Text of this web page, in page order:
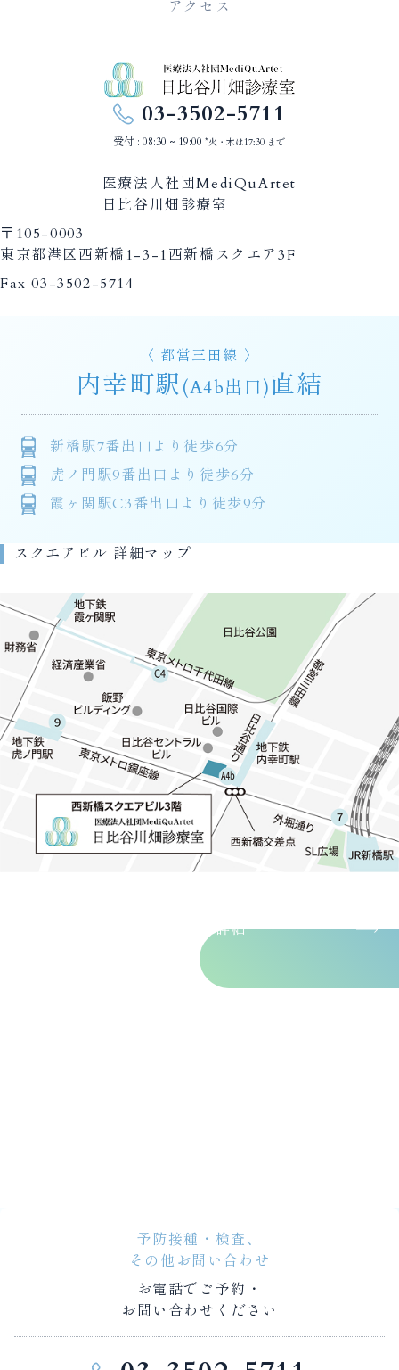
ことがよくありま
す。自己判断で市
販薬を続けると、
根本的な原因の発
見が遅れる可能性
呼吸器の専門知識
を詳しくお伺い
し、必要な検査を
通じて原因を特定
いたしますので、
ポートするため、
私たちがここにい
アクセス
03-3502-5711
受付 : 08:30 ~ 19:00*火・木は17:30 まで
医療法人社団MediQuArtet
日比谷川畑診療室
〒105-0003
東京都港区西新橋1-3-1西新橋スクエア3F
Fax 03-3502-5714
〈 都営三田線 〉
内幸町駅(A4b出口)直結
新橋駅7番出口より徒歩6分
虎ノ門駅9番出口より徒歩6分
霞ヶ関駅C3番出口より徒歩9分
スクエアビル 詳細マップ
アクセス詳細
予防接種・検査、
その他お問い合わせ
お電話でご予約・
お問い合わせください